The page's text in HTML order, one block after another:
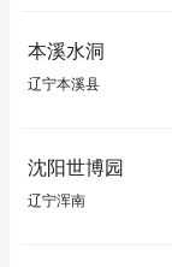
本溪水洞
辽宁本溪县
沈阳世博园
辽宁浑南